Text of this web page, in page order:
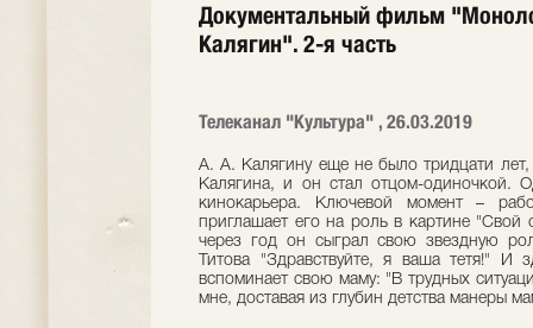
Документальный фильм
Калягин". 2-я часть
Телеканал "Культура" , 26.03.2019
А. А. Калягину еще не было тридцати лет,
Калягина, и он стал отцом-одиночкой.
кинокарьера. Ключевой момент –
приглашает его на роль в картине
через год он сыграл свою звездную
Титова "Здравствуйте, я ваша тетя!" И
вспоминает свою маму: "В трудных
мне, доставая из глубин детства манеры